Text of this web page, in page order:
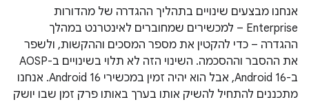
אנחנו מבצעים שינויים בתהליך ההגדרה של מהדורות
Enterprise – למכשירים שמחוברים לאינטרנט במהלך
ההגדרה – כדי להקטין את מספר המסכים וההקשות, ולשפר
את ההסבר וההסכמה. השינוי הזה לא תלוי בשינויים ב-AOSP
ב-Android 16, אבל הוא יהיה זמין במכשירי Android 16. אנחנו
מתכננים להתחיל להשיק אותו בערך באותו פרק זמן שבו יושק